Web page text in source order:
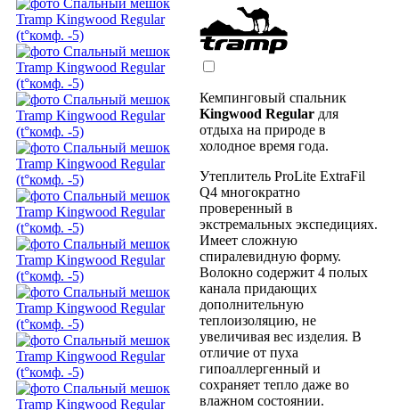
Кемпинговый спальник
Kingwood Regular для
отдыха на природе в
холодное время года.
Утеплитель ProLite ExtraFil
Q4 многократно
проверенный в
экстремальных экспедициях.
Имеет сложную
спиралевидную форму.
Волокно содержит 4 полых
канала придающих
дополнительную
теплоизоляцию, не
увеличивая вес изделия. В
отличие от пуха
гипоаллергенный и
сохраняет тепло даже во
влажном состоянии.